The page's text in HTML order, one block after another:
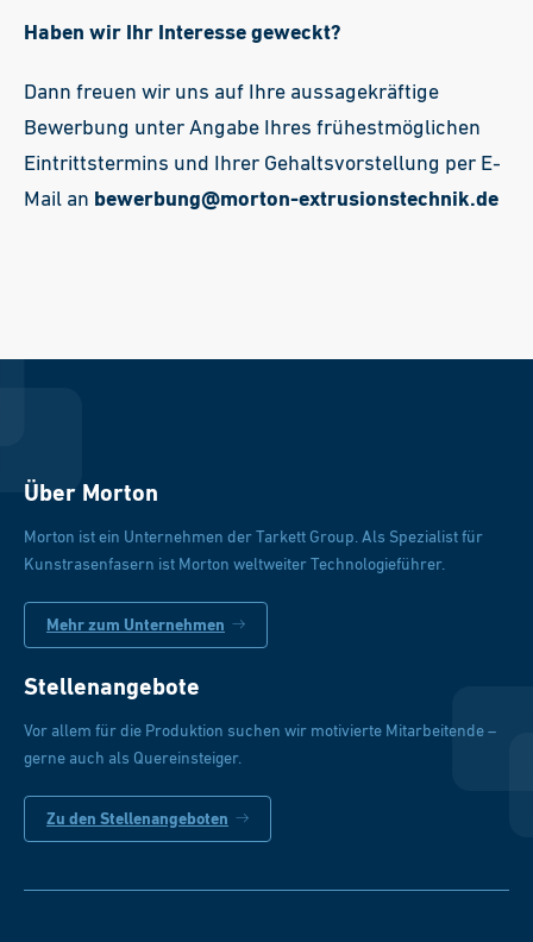
Haben wir Ihr Interesse geweckt?
Dann freuen wir uns auf Ihre aussagekräftige
Bewerbung unter Angabe Ihres frühestmöglichen
Eintrittstermins und Ihrer Gehaltsvorstellung per E-
Mail an bewerbung@morton-extrusionstechnik.de
Über Morton
Morton ist ein Unternehmen der Tarkett Group. Als Spezialist für
Kunstrasenfasern ist Morton weltweiter Technologieführer.
Mehr zum Unternehmen
Stellenangebote
Vor allem für die Produktion suchen wir motivierte Mitarbeitende –
gerne auch als Quereinsteiger.
Zu den Stellenangeboten